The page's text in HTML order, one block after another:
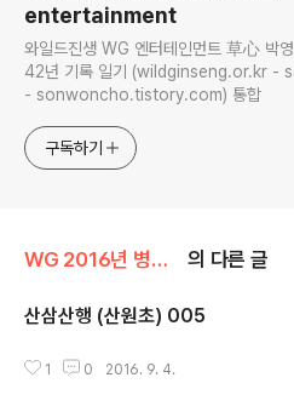
entertainment
와일드진생 WG 엔터테인먼트 草心 박
42년 기록 일기 (wildginseng.or.kr - sanwoncho.or.kr
- sonwoncho.tistory.com) 통합
구독하기
WG 2016년 병신년 기록 의 다른 글
산삼산행 (산원초) 005
1 0 2016. 9. 4.